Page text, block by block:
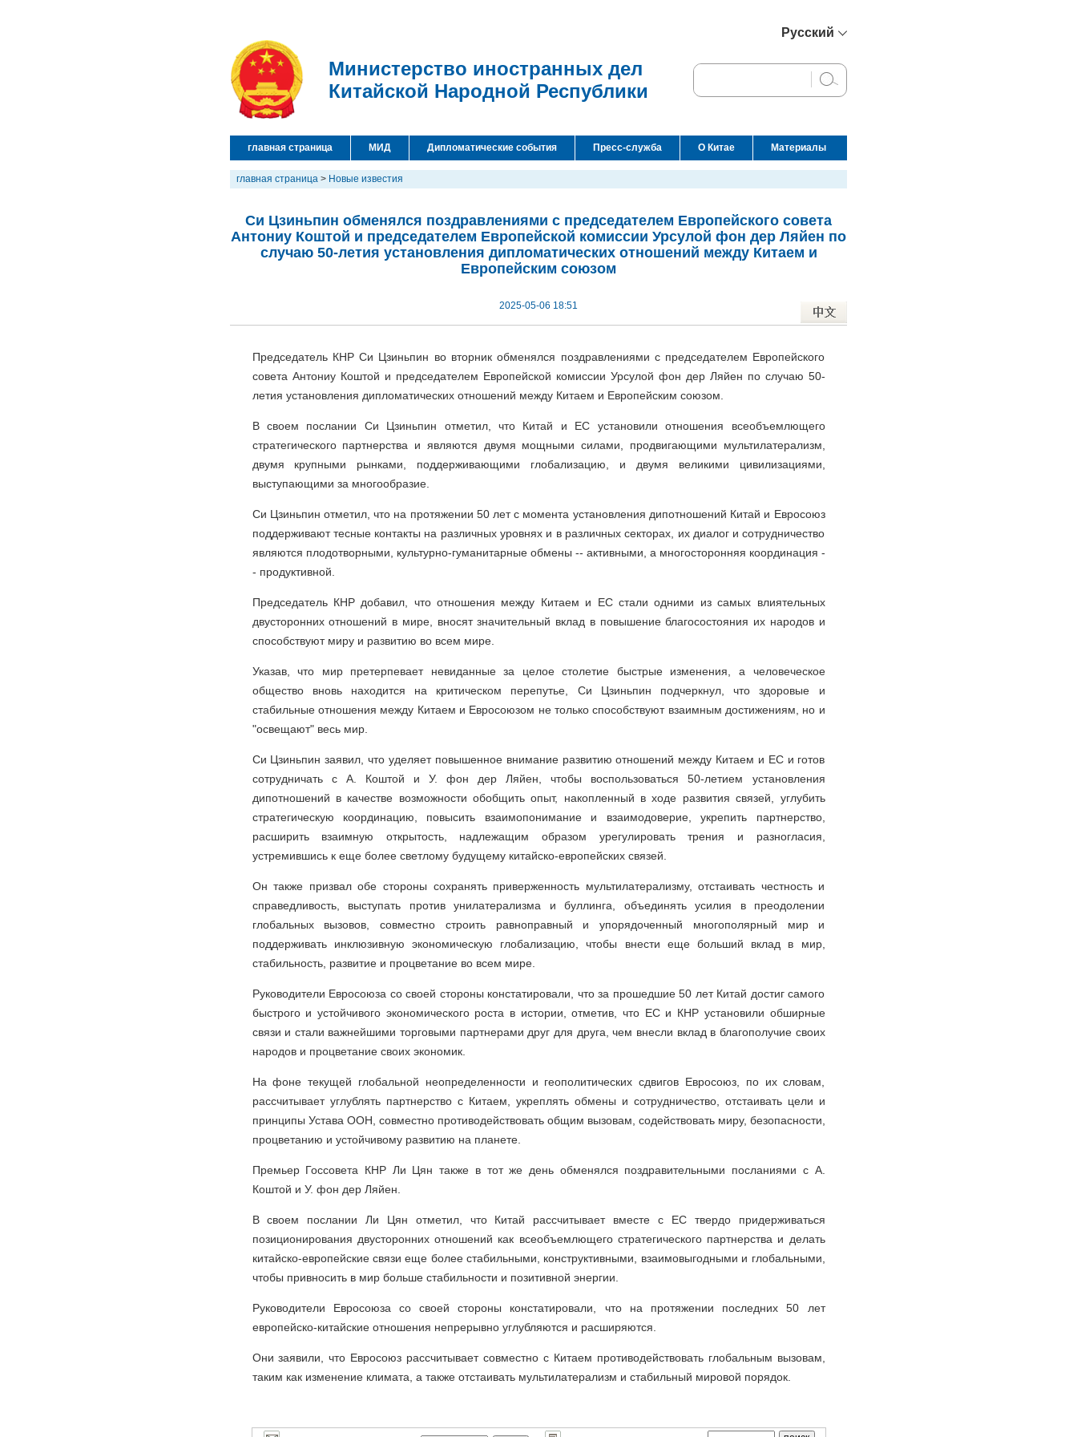
Русский
English
Español
عربي
Министерство иностранных дел
Китайской Народной Республики
главная страница МИД Дипломатические события Пресс-служба О Китае Материалы
главная страница > Новые известия
Си Цзиньпин обменялся поздравлениями с председателем Европейского совета
Антониу Коштой и председателем Европейской комиссии Урсулой фон дер Ляйен по
случаю 50-летия установления дипломатических отношений между Китаем и
Европейским союзом
2025-05-06 18:51
Председатель КНР Си Цзиньпин во вторник обменялся поздравлениями с председателем Европейского
совета Антониу Коштой и председателем Европейской комиссии Урсулой фон дер Ляйен по случаю 50-
летия установления дипломатических отношений между Китаем и Европейским союзом.
В своем послании Си Цзиньпин отметил, что Китай и ЕС установили отношения всеобъемлющего
стратегического партнерства и являются двумя мощными силами, продвигающими мультилатерализм,
двумя крупными рынками, поддерживающими глобализацию, и двумя великими цивилизациями,
выступающими за многообразие.
Си Цзиньпин отметил, что на протяжении 50 лет с момента установления дипотношений Китай и Евросоюз
поддерживают тесные контакты на различных уровнях и в различных секторах, их диалог и сотрудничество
являются плодотворными, культурно-гуманитарные обмены -- активными, а многосторонняя координация -
- продуктивной.
Председатель КНР добавил, что отношения между Китаем и ЕС стали одними из самых влиятельных
двусторонних отношений в мире, вносят значительный вклад в повышение благосостояния их народов и
способствуют миру и развитию во всем мире.
Указав, что мир претерпевает невиданные за целое столетие быстрые изменения, а человеческое
общество вновь находится на критическом перепутье, Си Цзиньпин подчеркнул, что здоровые и
стабильные отношения между Китаем и Евросоюзом не только способствуют взаимным достижениям, но и
"освещают" весь мир.
Си Цзиньпин заявил, что уделяет повышенное внимание развитию отношений между Китаем и ЕС и готов
сотрудничать с А. Коштой и У. фон дер Ляйен, чтобы воспользоваться 50-летием установления
дипотношений в качестве возможности обобщить опыт, накопленный в ходе развития связей, углубить
стратегическую координацию, повысить взаимопонимание и взаимодоверие, укрепить партнерство,
расширить взаимную открытость, надлежащим образом урегулировать трения и разногласия,
устремившись к еще более светлому будущему китайско-европейских связей.
Он также призвал обе стороны сохранять приверженность мультилатерализму, отстаивать честность и
справедливость, выступать против унилатерализма и буллинга, объединять усилия в преодолении
глобальных вызовов, совместно строить равноправный и упорядоченный многополярный мир и
поддерживать инклюзивную экономическую глобализацию, чтобы внести еще больший вклад в мир,
стабильность, развитие и процветание во всем мире.
Руководители Евросоюза со своей стороны констатировали, что за прошедшие 50 лет Китай достиг самого
быстрого и устойчивого экономического роста в истории, отметив, что ЕС и КНР установили обширные
связи и стали важнейшими торговыми партнерами друг для друга, чем внесли вклад в благополучие своих
народов и процветание своих экономик.
На фоне текущей глобальной неопределенности и геополитических сдвигов Евросоюз, по их словам,
рассчитывает углублять партнерство с Китаем, укреплять обмены и сотрудничество, отстаивать цели и
принципы Устава ООН, совместно противодействовать общим вызовам, содействовать миру, безопасности,
процветанию и устойчивому развитию на планете.
Премьер Госсовета КНР Ли Цян также в тот же день обменялся поздравительными посланиями с А.
Коштой и У. фон дер Ляйен.
В своем послании Ли Цян отметил, что Китай рассчитывает вместе с ЕС твердо придерживаться
позиционирования двусторонних отношений как всеобъемлющего стратегического партнерства и делать
китайско-европейские связи еще более стабильными, конструктивными, взаимовыгодными и глобальными,
чтобы привносить в мир больше стабильности и позитивной энергии.
Руководители Евросоюза со своей стороны констатировали, что на протяжении последних 50 лет
европейско-китайские отношения непрерывно углубляются и расширяются.
Они заявили, что Евросоюз рассчитывает совместно с Китаем противодействовать глобальным вызовам,
таким как изменение климата, а также отстаивать мультилатерализм и стабильный мировой порядок.